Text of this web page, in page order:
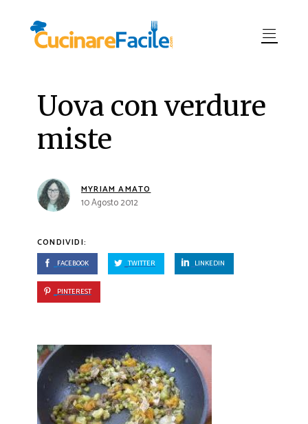
Uova con verdure
miste
MYRIAM AMATO
10 Agosto 2012
CONDIVIDI:
FACEBOOK TWITTER LINKEDIN
PINTEREST